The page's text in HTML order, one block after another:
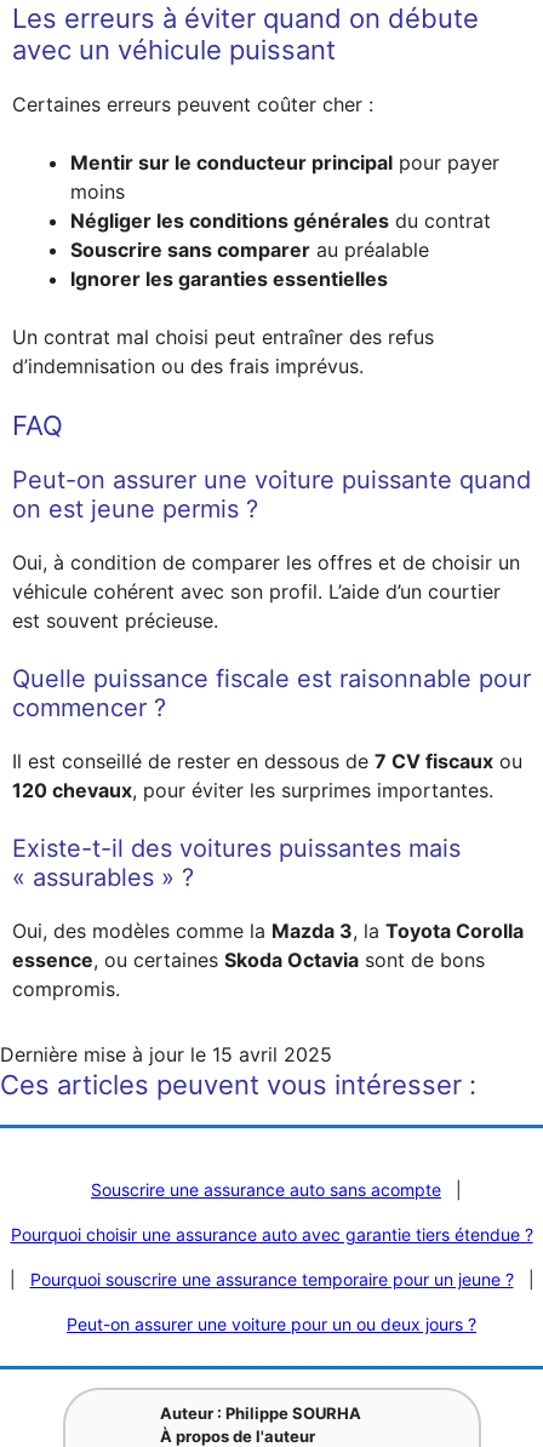
Les erreurs à éviter quand on débute
avec un véhicule puissant
Certaines erreurs peuvent coûter cher :
Mentir sur le conducteur principal pour payer
moins
Négliger les conditions générales du contrat
Souscrire sans comparer au préalable
Ignorer les garanties essentielles
Un contrat mal choisi peut entraîner des refus
d’indemnisation ou des frais imprévus.
FAQ
Peut-on assurer une voiture puissante quand
on est jeune permis ?
Oui, à condition de comparer les offres et de choisir un
véhicule cohérent avec son profil. L’aide d’un courtier
est souvent précieuse.
Quelle puissance fiscale est raisonnable pour
commencer ?
Il est conseillé de rester en dessous de 7 CV fiscaux ou
120 chevaux, pour éviter les surprimes importantes.
Existe-t-il des voitures puissantes mais
« assurables » ?
Oui, des modèles comme la Mazda 3, la Toyota Corolla
essence, ou certaines Skoda Octavia sont de bons
compromis.
Dernière mise à jour le 15 avril 2025
Ces articles peuvent vous intéresser :
Souscrire une assurance auto sans acompte
Pourquoi choisir une assurance auto avec garantie tiers étendue ?
Pourquoi souscrire une assurance temporaire pour un jeune ?
Peut-on assurer une voiture pour un ou deux jours ?
Auteur : Philippe SOURHA
À propos de l'auteur